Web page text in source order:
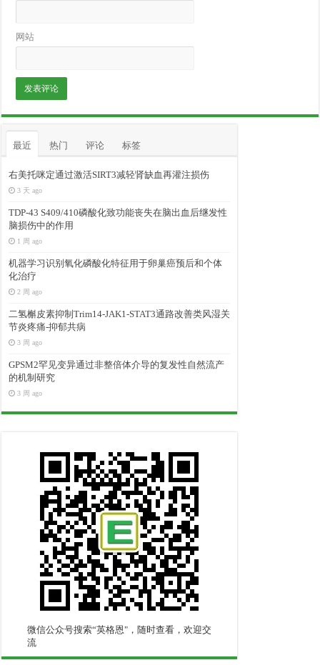
网站
最近 热门 评论 标签
右美托咪定通过激活SIRT3减轻肾缺血再灌注损伤
3 天 ago
TDP-43 S409/410磷酸化致功能丧失在脑出血后继发性
脑损伤中的作用
1 周 ago
机器学习识别氧化磷酸化特征用于卵巢癌预后和个体
化治疗
2 周 ago
二氢槲皮素抑制Trim14-JAK1-STAT3通路改善类风湿关
节炎疼痛-抑郁共病
3 周 ago
GPSM2罕见变异通过非整倍体介导的复发性自然流产
的机制研究
3 周 ago
微信公众号搜索“英格恩"，随时查看，欢迎交
流